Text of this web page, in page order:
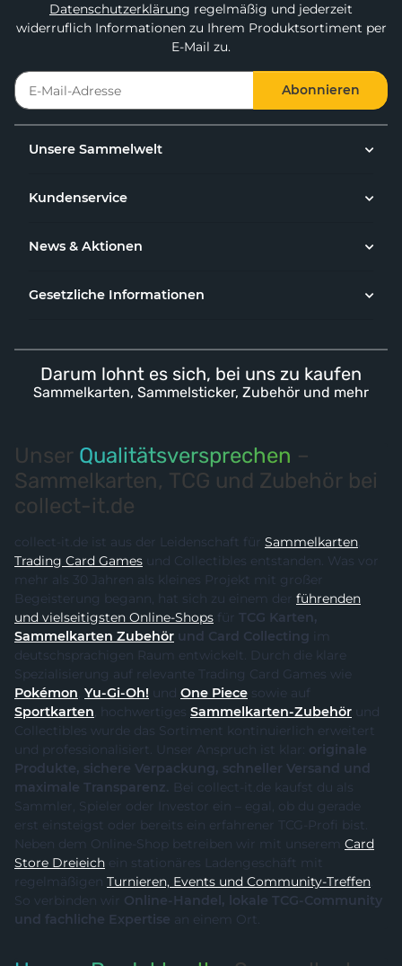
Datenschutzerklärung regelmäßig und jederzeit
widerruflich Informationen zu Ihrem Produktsortiment per
E-Mail zu.
Abonnieren
Unsere Sammelwelt
Kundenservice
News & Aktionen
Gesetzliche Informationen
Darum lohnt es sich, bei uns zu kaufen
Sammelkarten, Sammelsticker, Zubehör und mehr
Unser Qualitätsversprechen –
Sammelkarten, TCG und Zubehör bei
collect-it.de
collect-it.de ist aus der Leidenschaft für Sammelkarten,
Trading Card Games und Collectibles entstanden. Was vor
mehr als 30 Jahren als kleines Projekt mit großer
Begeisterung begann, hat sich zu einem der führenden
und vielseitigsten Online-Shops für TCG Karten,
Sammelkarten Zubehör und Card Collecting
im
deutschsprachigen Raum entwickelt. Durch die klare
Spezialisierung auf relevante Trading Card Games wie
Pokémon, Yu-Gi-Oh! und One Piece sowie auf
Sportkarten , hochwertiges Sammelkarten-Zubehör
Collectibles wurde das Sortiment kontinuierlich erweitert
und professionalisiert. Unser Anspruch ist klar: originale
Produkte, sichere Verpackung, schneller Versand und
maximale Transparenz. Bei collect-it.de kaufst du als
Sammler, Spieler oder Investor ein – egal, ob du gerade
erst einsteigst oder bereits ein erfahrener TCG-Profi bist.
Neben dem Online-Shop betreiben wir mit unserem Card
Store Dreieich ein stationäres Ladengeschäft mit
regelmäßigen
Turnieren, Events und Community-Treffen.
So verbinden wir Online-Handel, lokale TCG-Community
und fachliche Expertise an einem Ort.